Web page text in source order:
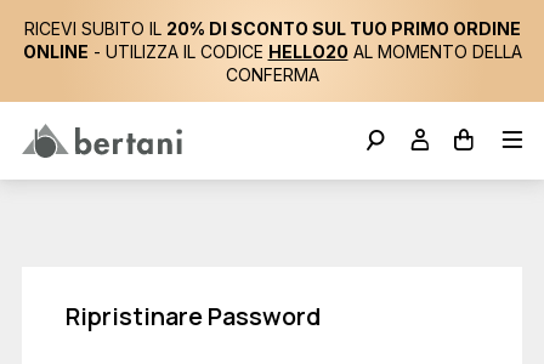
RICEVI SUBITO IL 20% DI SCONTO SUL TUO PRIMO ORDINE
ONLINE - UTILIZZA IL CODICE HELLO20 AL MOMENTO DELLA
CONFERMA
Ripristinare Password